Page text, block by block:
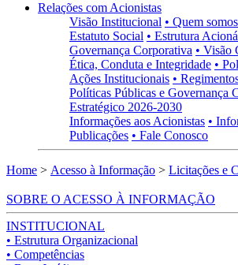
Relações com Acionistas
Visão Institucional • Quem somos
Estatuto Social • Estrutura
Governança Corporativa • Visão
Ética, Conduta e Integridade •
Ações Institucionais •
Políticas Públicas e Governança
Estratégico 2026-2030
Informações aos Acionistas •
Publicações • Fale Conosco
Home > Acesso à Informação > Licitações e
SOBRE O ACESSO À INFORMAÇÃO
INSTITUCIONAL
• Estrutura Organizacional
• Competências